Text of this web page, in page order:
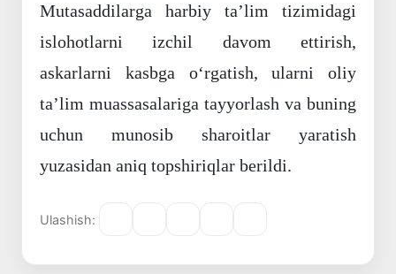
Mutasaddilarga harbiy ta’lim tizimidagi
islohotlarni izchil davom ettirish,
askarlarni kasbga o‘rgatish, ularni oliy
ta’lim muassasalariga tayyorlash va buning
uchun munosib sharoitlar yaratish
yuzasidan aniq topshiriqlar berildi.
Ulashish: